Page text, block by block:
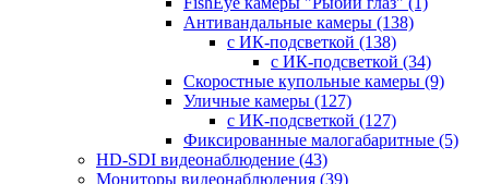
Антивандальные камеры (138)
с ИК-подсветкой (138)
с ИК-подсветкой (34)
Скоростные купольные камеры (9)
Уличные камеры (127)
с ИК-подсветкой (127)
Фиксированные малогабаритные (5)
HD-SDI видеонаблюдение (43)
Мониторы видеонаблюдения (39)